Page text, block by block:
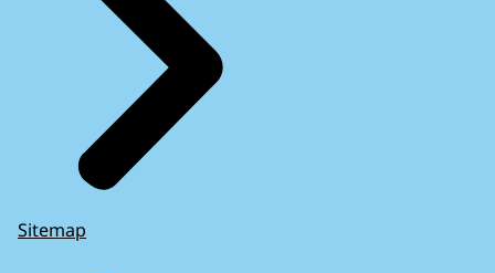
Sitemap